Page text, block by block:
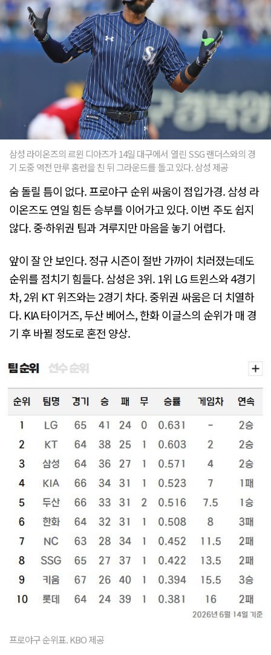
삼성 라이온즈의 르윈 디아즈가 14일 대구에서 열린 SSG 랜더스와의 경
기 도중 역전 만루 홈런을 친 뒤 그라운드를 돌고 있다. 삼성 제공
숨 돌릴 틈이 없다. 프로야구 순위 싸움이 점입가경. 삼성 라
이온즈도 연일 힘든 승부를 이어가고 있다. 이번 주도 쉽지
않다. 중·하위권 팀과 겨루지만 마음을 놓기 어렵다.
앞이 잘 안 보인다. 정규 시즌이 절반 가까이 치러졌는데도
순위를 점치기 힘들다. 삼성은 3위. 1위 LG 트윈스와 4경기
차, 2위 KT 위즈와는 2경기 차다. 중위권 싸움은 더 치열하
다. KIA 타이거즈, 두산 베어스, 한화 이글스의 순위가 매 경
기 후 바뀔 정도로 혼전 양상.
프로야구 순위표. KBO 제공